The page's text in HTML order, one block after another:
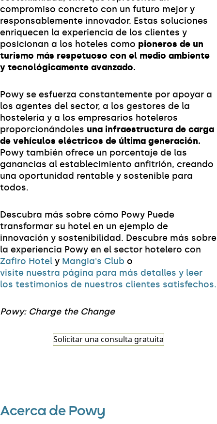
compromiso concreto con un futuro mejor y
responsablemente innovador. Estas soluciones
enriquecen la experiencia de los clientes y
posicionan a los hoteles como pioneros de un
turismo más respetuoso con el medio ambiente
y tecnológicamente avanzado.
Powy se esfuerza constantemente por apoyar a
los agentes del sector, a los gestores de la
hostelería y a los empresarios hoteleros
proporcionándoles una infraestructura de carga
de vehículos eléctricos de última generación.
Powy también ofrece un porcentaje de las
ganancias al establecimiento anfitrión, creando
una oportunidad rentable y sostenible para
todos.
Descubra más sobre cómo Powy Puede
transformar su hotel en un ejemplo de
innovación y sostenibilidad. Descubre más sobre
la experiencia Powy en el sector hotelero con
Zafiro Hotel y Mangia's Club o
visite nuestra página para más detalles y leer
los testimonios de nuestros clientes satisfechos.
Powy: Charge the Change
Solicitar una consulta gratuita
Acerca de Powy